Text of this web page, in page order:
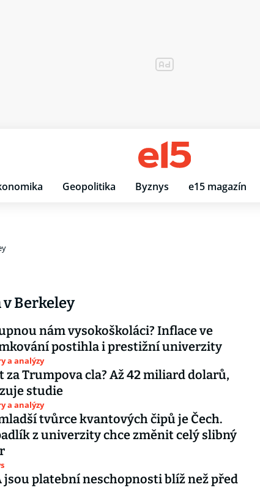
Geopolitika Byznys e15 magazín
Berkeley
nám vysokoškoláci? Inflace ve
postihla i prestižní univerzity
a analýzy
za Trumpova cla? Až 42 miliard dolarů,
studie
a analýzy
tvůrce kvantových čipů je Čech.
z univerzity chce změnit celý slibný
jsou platební neschopnosti blíž než před